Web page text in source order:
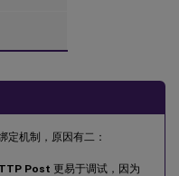
定机制，原因有二：
Post 更易于调试，因为